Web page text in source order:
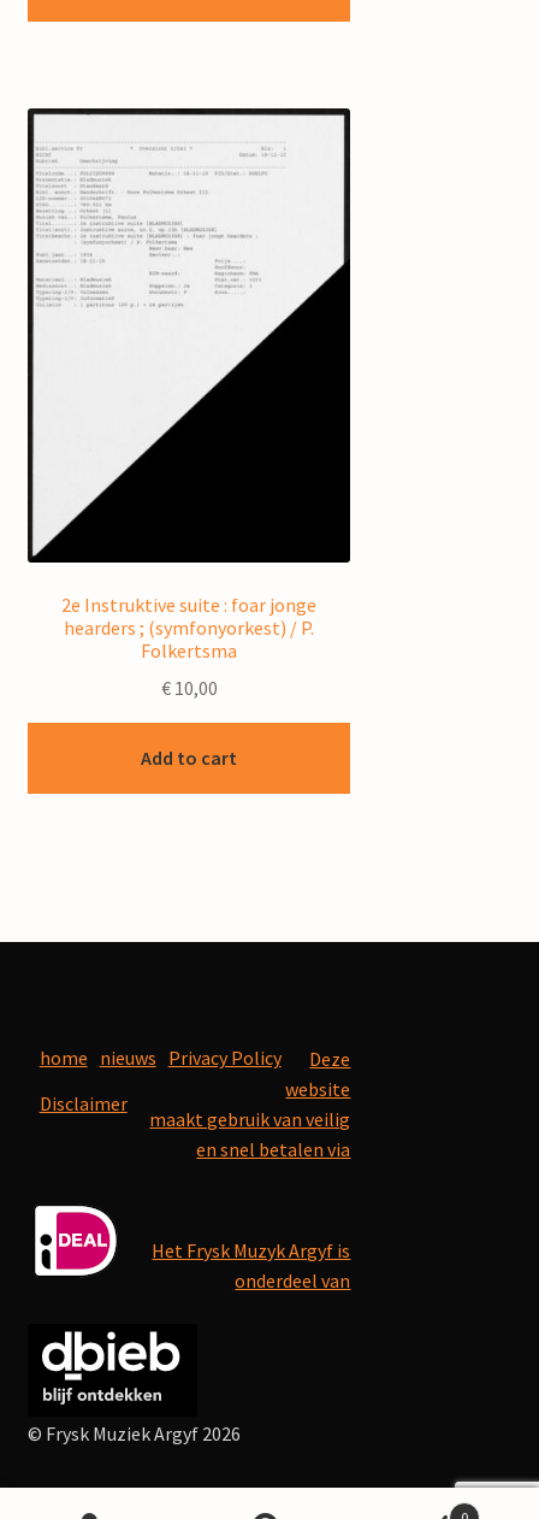
2e Instruktive suite : foar jonge
hearders ; (symfonyorkest) / P.
Folkertsma
€10,00
Add to cart
home nieuws Privacy Policy
Disclaimer
Deze
website
maakt gebruik van veilig
en snel betalen via
Het Frysk Muzyk Argyf is
onderdeel van
© Frysk Muziek Argyf 2026